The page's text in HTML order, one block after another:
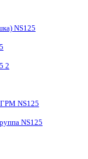
NS125
2
ГРМ NS125
NS125